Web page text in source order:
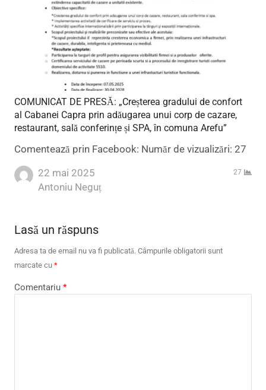
COMUNICAT DE PRESĂ: „Creșterea gradului de confort
al Cabanei Capra prin adăugarea unui corp de cazare,
restaurant, sală conferințe și SPA, în comuna Arefu”
Comentează prin Facebook: Număr de vizualizări: 27
22 mai 2025
Author
Antoniu Neguț
27
Lasă un răspuns
Adresa ta de email nu va fi publicată. Câmpurile obligatorii sunt
marcate cu *
Comentariu *